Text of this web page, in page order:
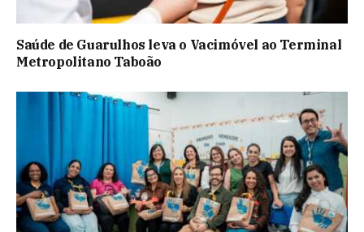
Saúde de Guarulhos leva o Vacimóvel ao Terminal
Metropolitano Taboão